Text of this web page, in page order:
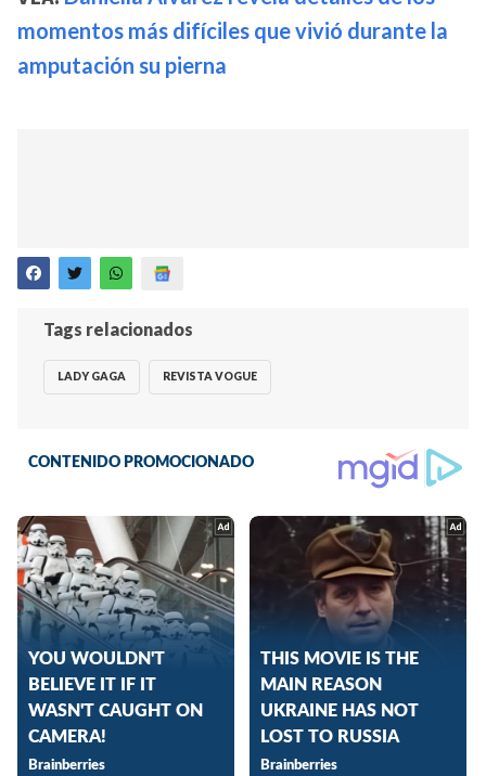
momentos más difíciles que vivió durante la
amputación su pierna
Tags relacionados
LADY GAGA REVISTA VOGUE